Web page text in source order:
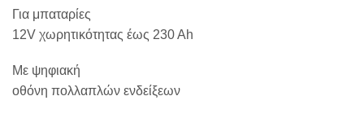
Για μπαταρίες
12V χωρητικότητας έως 230 Αh
Με ψηφιακή
οθόνη πολλαπλών ενδείξεων